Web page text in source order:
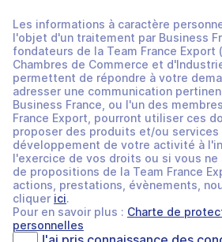
Les informations à caractère
l'objet d'un traitement par Business
fondateurs de la Team France Export
Chambres de Commerce et
permettent de répondre à votre
adresser une communication
Business France, ou l'un des
France Export, pourront utiliser ces
proposer des produits et/ou services
développement de votre activité à
l'exercice de vos droits ou si vous
de propositions de la Team France
actions, prestations, évènements,
cliquer ici.
Pour en savoir plus : Charte de
personnelles